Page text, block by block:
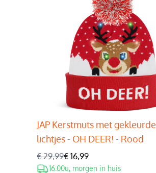
JAP Kerstmuts met gekleurde
lichtjes - OH DEER! - Rood
€ 29,99€ 16,99
16.00u, morgen in huis